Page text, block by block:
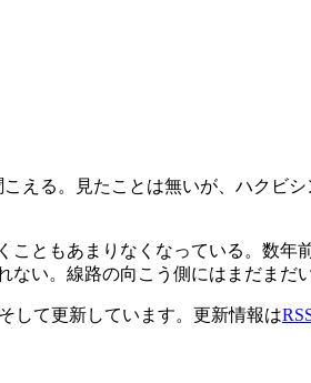
える。見たことは無いが、ハクビ
ともあまりなくなっている。数
い。線路の向こう側にはまだまだ
して更新しています。更新情報は